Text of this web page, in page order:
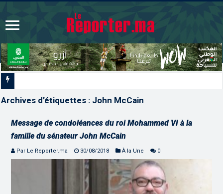
Archives d’étiquettes : John McCain
Message de condoléances du roi Mohammed VI à la
famille du sénateur John McCain
Par Le Reporter.ma 30/08/2018 À la Une 0